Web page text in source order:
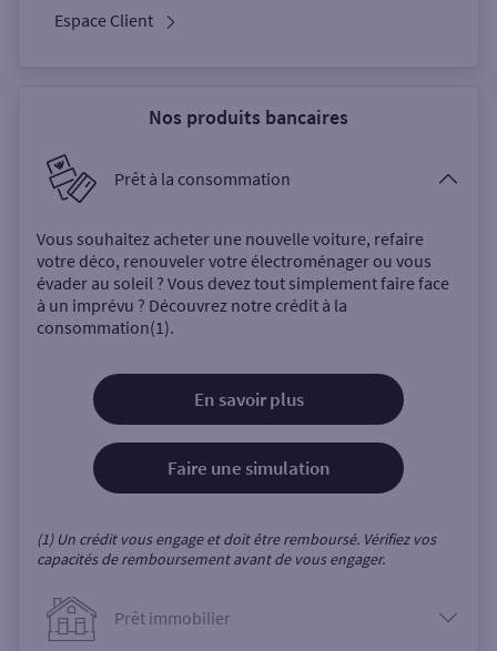
Espace Client
Nos produits bancaires
Prêt à la consommation
Vous souhaitez acheter une nouvelle voiture, refaire
votre déco, renouveler votre électroménager ou vous
évader au soleil ? Vous devez tout simplement faire face
à un imprévu ? Découvrez notre crédit à la
consommation(1).
En savoir plus
Faire une simulation
(1) Un crédit vous engage et doit être remboursé. Vérifiez vos
capacités de remboursement avant de vous engager.
Prêt immobilier